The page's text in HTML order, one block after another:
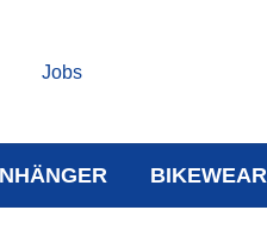
Jobs
BIKEWEAR